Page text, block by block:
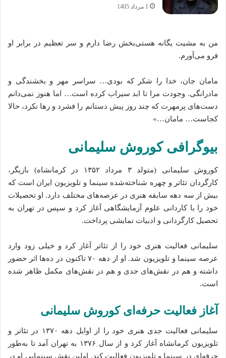
1 مرداد 1405
من به مشیت یگانه هستی‌بخش رضا دارم و سر تعظیم در برابر او
فرو می‌آورم.
مامان جان، خدا را شکر که بودی… سراسر مهر و بخشندگی و
مادرانگی. وجودت مرا تا ابد سیراب کرده است… اما هنوز نمی‌دانم
دست‌های پرمهرت که چند روز پیش دستانم را فشرد و رها نکرد، حالا
کجاست… مامان…»
بیوگرافی کوروش سلیمانی
کوروش سلیمانی (متولد ۳ مرداد ۱۳۵۲ در کرمانشاه) بازیگر،
کارگردان تئاتر و چهره شناخته‌شده سینما و تلویزیون ایران است که
بیش از سه دهه سابقه هنری در عرصه‌های مختلف دارد. او تحصیلات
خود را با کاردانی علوم آزمایشگاهی آغاز کرد و سپس در تهران به
تحصیل کارگردانی و ادبیات نمایشی پرداخت.
سلیمانی فعالیت هنری خود را از تئاتر آغاز کرد و خیلی زود وارد
عرصه سینما و تلویزیون شد. او از دهه ۷۰ تاکنون در ده‌ها اثر حضور
داشته و هم در نقش‌های جدی و هم در نقش‌های مکمل ظاهر شده
است.
آغاز فعالیت حرفه‌ای کوروش سلیمانی
سلیمانی فعالیت جدی هنری خود را از اوایل دهه ۱۳۷۰ در تئاتر و
تلویزیون کرمانشاه آغاز کرد و از سال ۱۳۷۶ به تهران آمد تا به‌طور
حرفه‌ای در سینما و تلویزیون فعالیت کند. اولین نقش سینمایی او در